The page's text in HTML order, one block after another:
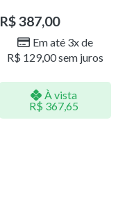
R$387,00
Em até 3x de
R$ 129,00sem juros
À vista
R$ 367,65